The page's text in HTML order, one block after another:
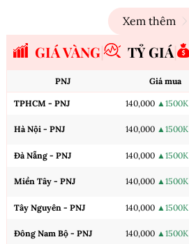
Xem thêm
GIÁ VÀNG TỶ GIÁ
PNJ Giá mua
TPHCM - PNJ 140,000 ▲1500K
Hà Nội - PNJ 140,000 ▲1500K
Đà Nẵng - PNJ 140,000 ▲1500K
Miền Tây - PNJ 140,000 ▲1500K
Tây Nguyên - PNJ 140,000 ▲1500K
Đông Nam Bộ - PNJ 140,000 ▲1500K